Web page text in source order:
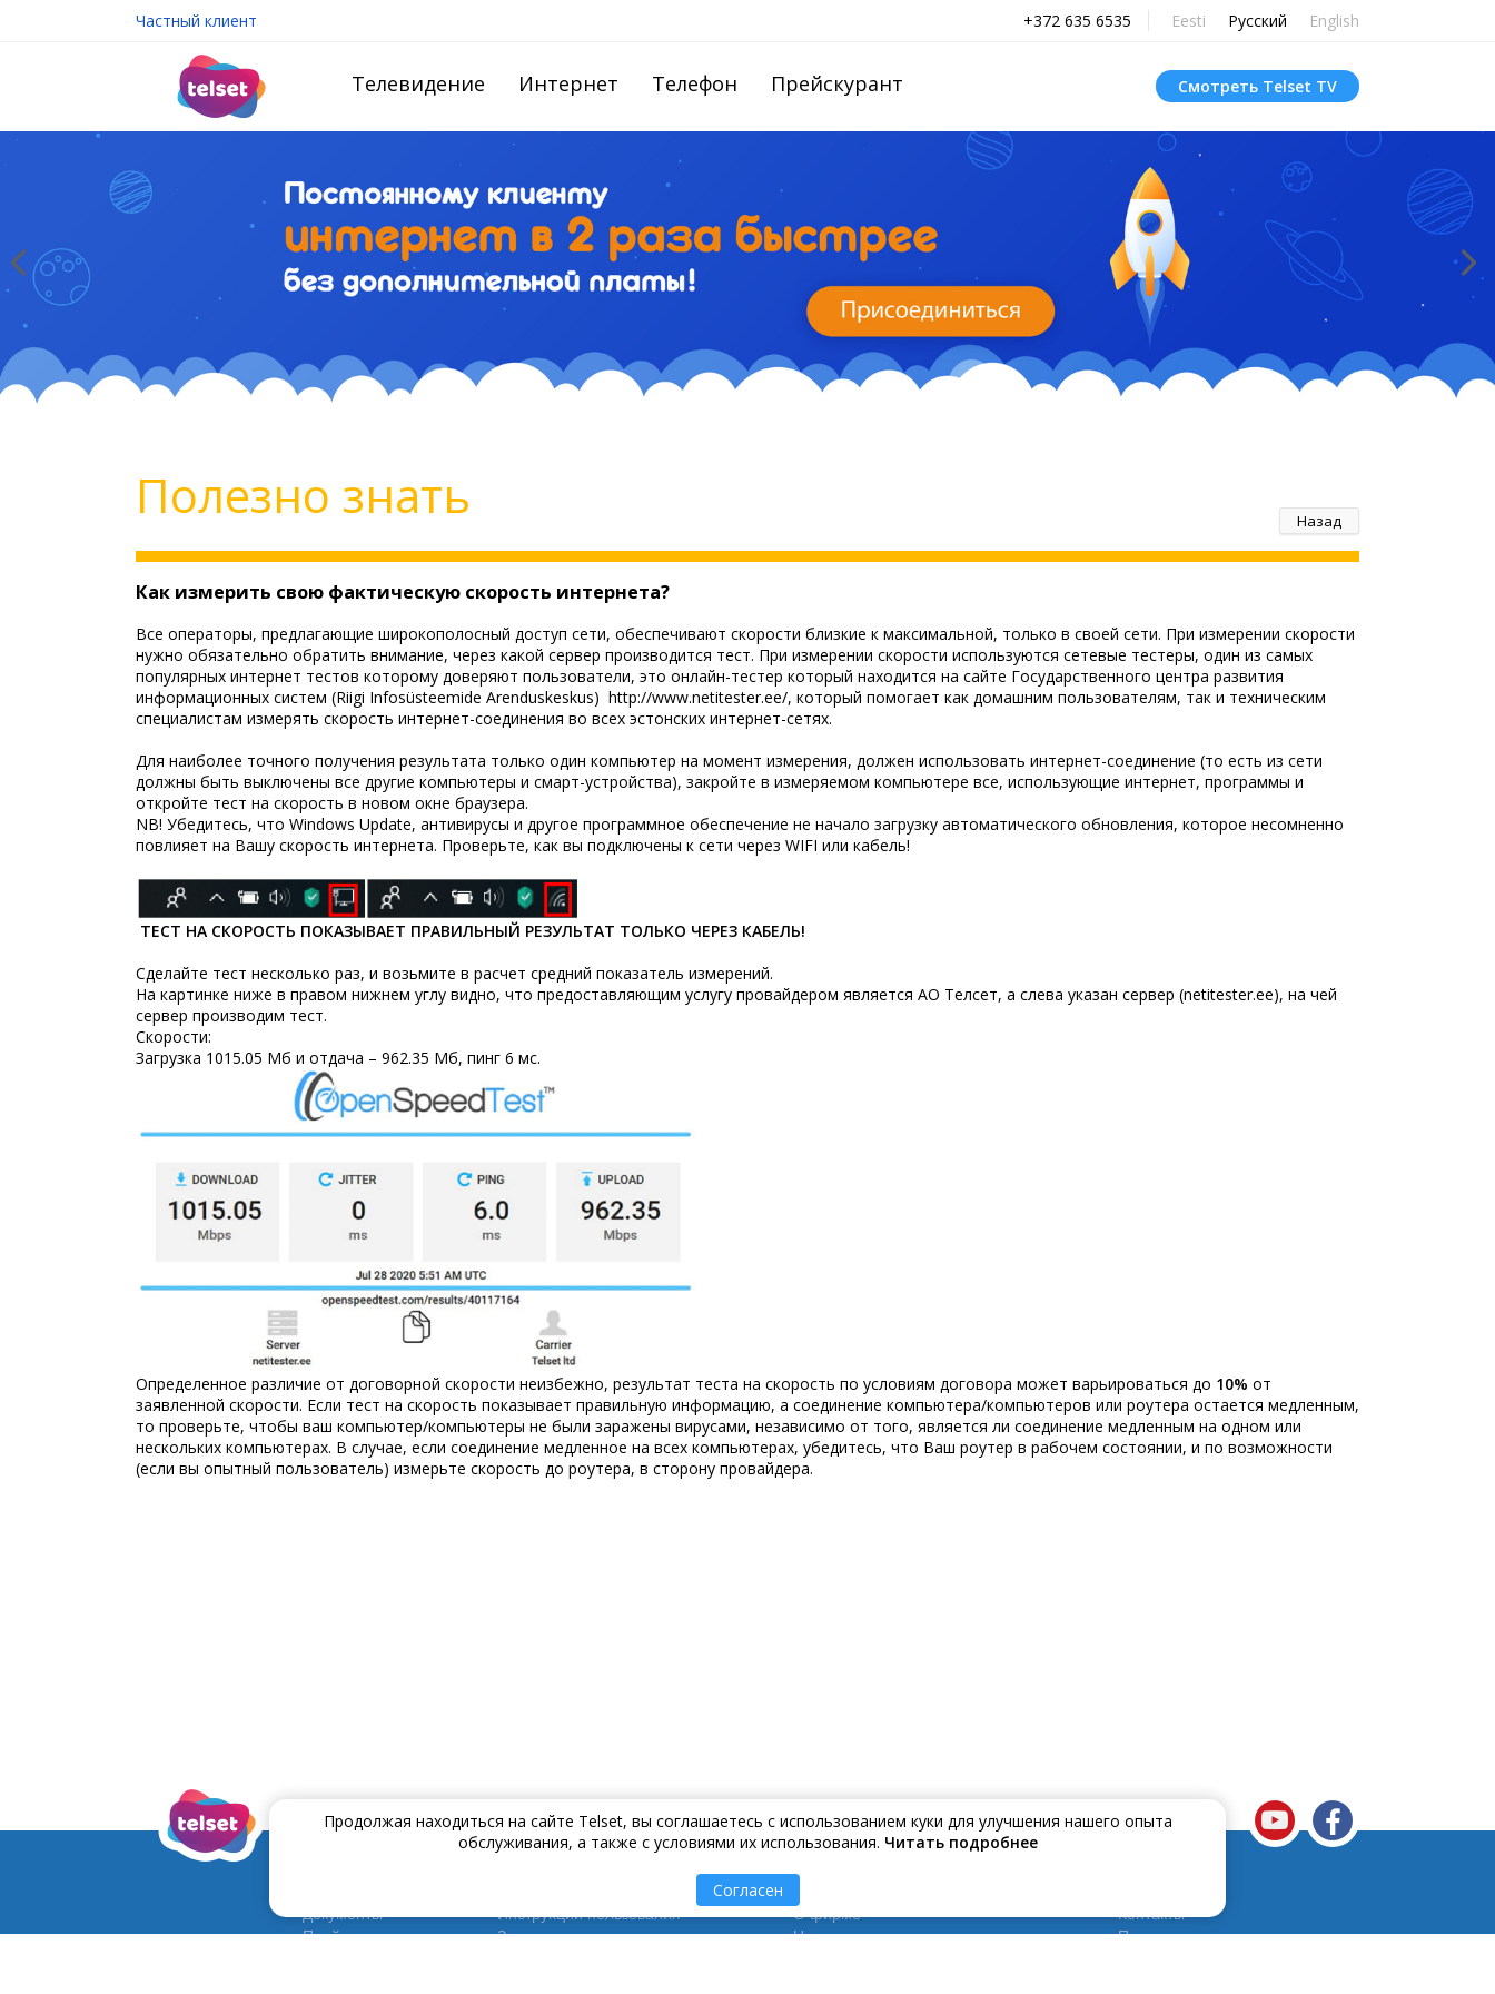
Частный клиент +372 635 6535 Eesti Русский English
Телевидение Интернет Телефон Прейскурант Смотреть Telset TV
Продолжая находиться на сайте Telset, вы соглашаетесь с использованием куки для улучшения нашего опыта
обслуживания, а также с условиями их использования. Читать подробнее
Согласен
Полезно знать Назад
Как измерить свою фактическую скорость интернета?
Все операторы, предлагающие широкополосный доступ сети, обеспечивают скорости близкие к максимальной, только в своей сети. При измерении скорости
нужно обязательно обратить внимание, через какой сервер производится тест. При измерении скорости используются сетевые тестеры, один из самых
популярных интернет тестов которому доверяют пользователи, это онлайн-тестер который находится на сайте Государственного центра развития
информационных систем (Riigi Infosüsteemide Arenduskeskus) http://www.netitester.ee/, который помогает как домашним пользователям, так и техническим
специалистам измерять скорость интернет-соединения во всех эстонских интернет-сетях.
Для наиболее точного получения результата только один компьютер на момент измерения, должен использовать интернет-соединение (то есть из сети
должны быть выключены все другие компьютеры и смарт-устройства), закройте в измеряемом компьютере все, использующие интернет, программы и
откройте тест на скорость в новом окне браузера.
NB! Убедитесь, что Windows Update, антивирусы и другое программное обеспечение не начало загрузку автоматического обновления, которое несомненно
повлияет на Вашу скорость интернета. Проверьте, как вы подключены к сети через WIFI или кабель!
ТЕСТ НА СКОРОСТЬ ПОКАЗЫВАЕТ ПРАВИЛЬНЫЙ РЕЗУЛЬТАТ ТОЛЬКО ЧЕРЕЗ КАБЕЛЬ!
Сделайте тест несколько раз, и возьмите в расчет средний показатель измерений.
На картинке ниже в правом нижнем углу видно, что предоставляющим услугу провайдером является АО Телсет, а слева указан сервер (netitester.ee), на чей
сервер производим тест.
Скорости:
Загрузка 1015.05 Мб и отдача – 962.35 Мб, пинг 6 мс.
Определенное различие от договорной скорости неизбежно, результат теста на скорость по условиям договора может варьироваться до 10% от
заявленной скорости. Если тест на скорость показывает правильную информацию, а соединение компьютера/компьютеров или роутера остается медленным,
то проверьте, чтобы ваш компьютер/компьютеры не были заражены вирусами, независимо от того, является ли соединение медленным на одном или
нескольких компьютерах. В случае, если соединение медленное на всех компьютерах, убедитесь, что Ваш роутер в рабочем состоянии, и по возможности
(если вы опытный пользователь) измерьте скорость до роутера, в сторону провайдера.
Ваш дом не подключён к сети Telset ?
Документы
Прейскурант
Инструĸции пользования
Заявления и доверенности
О фирме
Новости
Контакты
Полезно знать